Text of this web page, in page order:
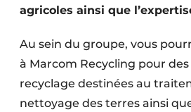
Géotextiles
Infrastructures souterraines
Protection solaire
Rénovation
agricoles ainsi que
Au sein du groupe, vous
à Marcom Recycling pour
recyclage destinées au
nettoyage des terres ainsi